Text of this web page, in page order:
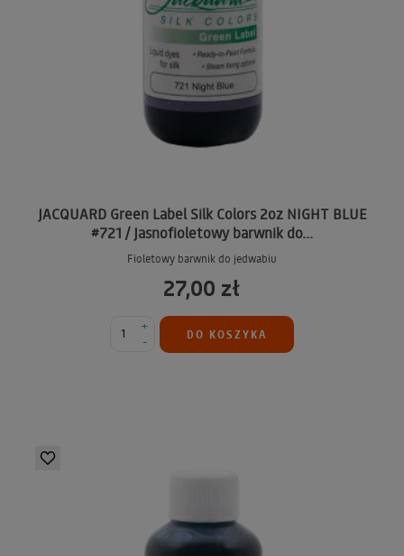
JACQUARD Green Label Silk Colors 2oz NIGHT BLUE
#721 / Jasnofioletowy barwnik do...
Fioletowy barwnik do jedwabiu
27,00 zł
-
+
DO KOSZYKA